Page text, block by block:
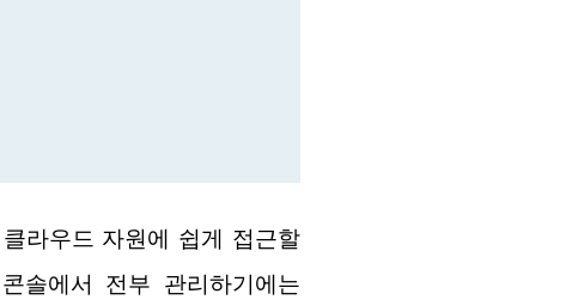
라우드 자원에 쉽게 접근할
솔에서 전부 관리하기에는